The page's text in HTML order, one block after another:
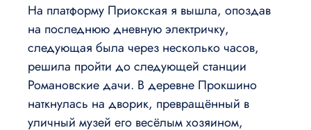
На платформу Приокская я вышла, опоздав
на последнюю дневную электричку,
следующая была через несколько часов,
решила пройти до следующей станции
Романовские дачи. В деревне Прокшино
наткнулась на дворик, превращённый в
уличный музей его весёлым хозяином,